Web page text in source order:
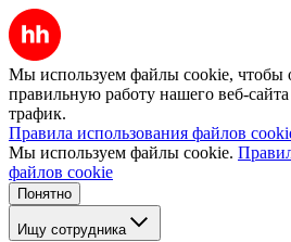
Мы используем файлы cookie, чтобы
правильную работу нашего веб-
трафик.
Правила использования файлов
Мы используем файлы cookie.
файлов cookie
Понятно
Ищу сотрудника